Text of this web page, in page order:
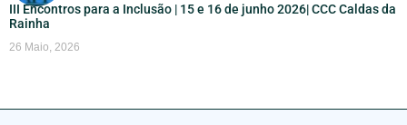
III Encontros para a Inclusão | 15 e 16 de junho 2026| CCC Caldas da
Rainha
26 Maio, 2026